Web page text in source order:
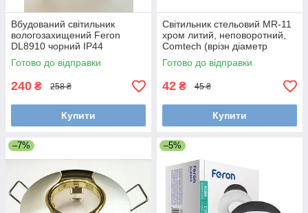
Вбудований світильник
вологозахищений Feron
DL8910 чорний IP44
Готово до відправки
240 ₴ 258 ₴
Купити
Світильник стельовий MR-11
хром литий, неповоротний,
Comtech (врізн діаметр
45мм)
Готово до відправки
42 ₴ 45 ₴
Купити
–7% –5%